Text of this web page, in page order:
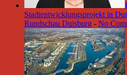
Stadtentwicklungsprojekt in
Rundschau Duisburg - No